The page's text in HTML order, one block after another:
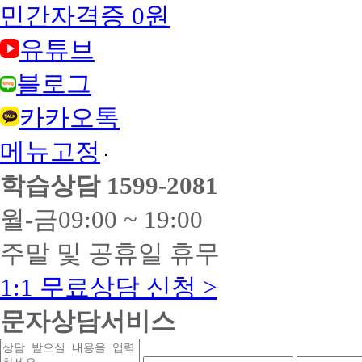
민간자격증 0원
유튜브
블로그
카카오톡
메뉴고정
학습상담 1599-2081
월-금09:00 ~ 19:00
주말 및 공휴일 휴무
1:1 무료상담 신청 >
문자상담서비스
상